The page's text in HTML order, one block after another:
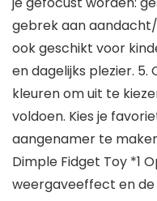
gebrek aan
ook geschikt voor
en dagelijks plezier. 5.
kleuren om uit te
voldoen. Kies je
aangenamer te
Dimple Fidget Toy *1
weergaveeffect en